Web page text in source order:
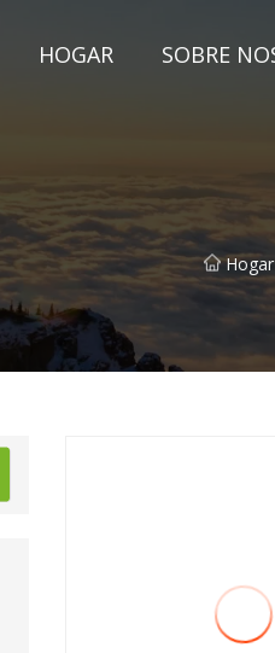
HOGAR SOBRE
Hogar